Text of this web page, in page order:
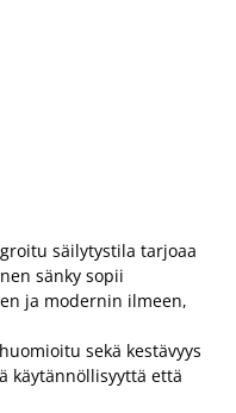
säilytystila tarjoaa
sänky sopii
ja modernin ilmeen,
sekä kestävyys
käytännöllisyyttä että